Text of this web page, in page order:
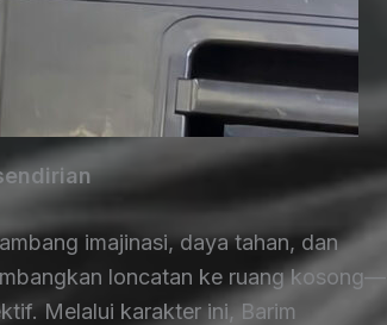
imajinasi, daya tahan, dan
loncatan ke ruang kosong—
Melalui karakter ini, Barim